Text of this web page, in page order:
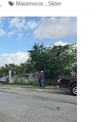
Matamoros Slider